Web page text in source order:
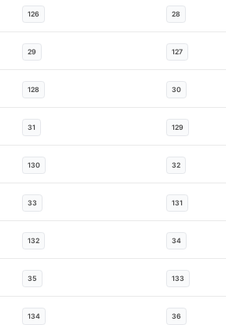
126 28
29 127
128 30
31 129
130 32
33 131
132 34
35 133
134 36